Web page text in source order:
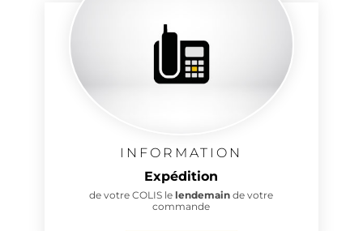
INFORMATION
Expédition
de votre COLIS lelendemainde votre
commande